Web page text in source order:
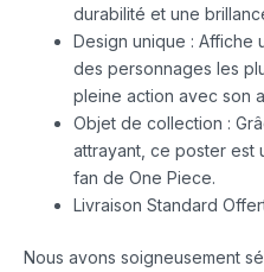
durabilité et une
Design unique : Affiche
des personnages les
pleine action avec son
Objet de collection :
attrayant, ce poster est
fan de One Piece.
Livraison Standard
Nous avons soigneusement